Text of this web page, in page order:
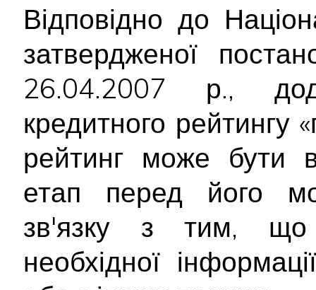
Відповідно до
затвердженої
26.04.2007 р.,
кредитного рейтингу
рейтинг може бути
етап перед його
зв'язку з тим, що
необхідної